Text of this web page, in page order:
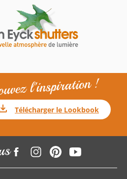
l'inspiration !
Télécharger le Lookbook